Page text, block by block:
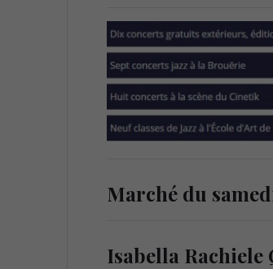
Marché du
Isabella Rachiele